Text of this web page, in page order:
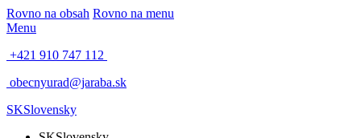
Rovno na obsah Rovno na menu
Menu
+421 910 747 112
obecnyurad@jaraba.sk
SKSlovensky